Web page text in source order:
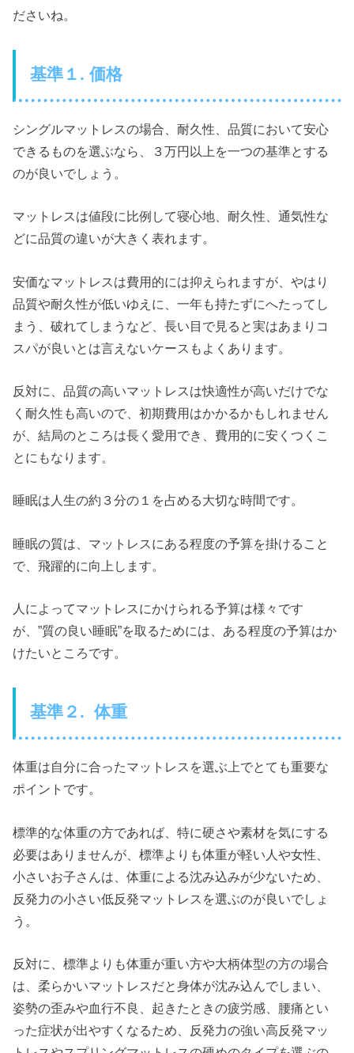
ださいね。
基準１. 価格
シングルマットレスの場合、耐久性、品質において安心
できるものを選ぶなら、３万円以上を一つの基準とする
のが良いでしょう。
マットレスは値段に比例して寝心地、耐久性、通気性な
どに品質の違いが大きく表れます。
安価なマットレスは費用的には抑えられますが、やはり
品質や耐久性が低いゆえに、一年も持たずにへたってし
まう、破れてしまうなど、長い目で見ると実はあまりコ
スパが良いとは言えないケースもよくあります。
反対に、品質の高いマットレスは快適性が高いだけでな
く耐久性も高いので、初期費用はかかるかもしれません
が、結局のところは長く愛用でき、費用的に安くつくこ
とにもなります。
睡眠は人生の約３分の１を占める大切な時間です。
睡眠の質は、マットレスにある程度の予算を掛けること
で、飛躍的に向上します。
人によってマットレスにかけられる予算は様々です
が、”質の良い睡眠”を取るためには、ある程度の予算はか
けたいところです。
基準２. 体重
体重は自分に合ったマットレスを選ぶ上でとても重要な
ポイントです。
標準的な体重の方であれば、特に硬さや素材を気にする
必要はありませんが、標準よりも体重が軽い人や女性、
小さいお子さんは、体重による沈み込みが少ないため、
反発力の小さい低反発マットレスを選ぶのが良いでしょ
う。
反対に、標準よりも体重が重い方や大柄体型の方の場合
は、柔らかいマットレスだと身体が沈み込んでしまい、
姿勢の歪みや血行不良、起きたときの疲労感、腰痛とい
った症状が出やすくなるため、反発力の強い高反発マッ